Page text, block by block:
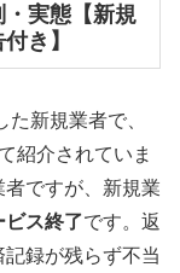
実態【新規
き】
新規業者で、
紹介されていま
ですが、新規業
ビス終了です。返
録が残らず不当